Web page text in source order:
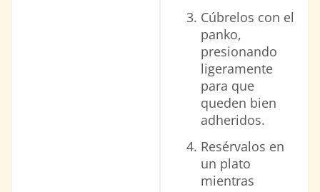
Cúbrelos con el
panko,
presionando
ligeramente
para que
queden bien
adheridos.
Resérvalos en
un plato
mientras